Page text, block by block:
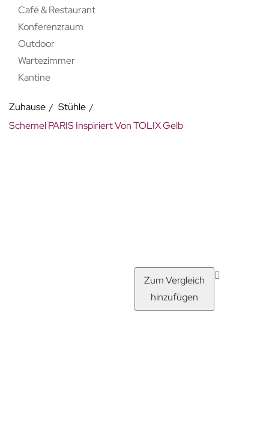
Café & Restaurant
Konferenzraum
Outdoor
Wartezimmer
Kantine
Zuhause
Stühle
Schemel PARIS Inspiriert Von TOLIX Gelb
Zum Vergleich
hinzufügen